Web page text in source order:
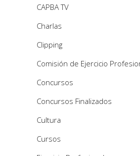
CAPBA TV
Charlas
Clipping
Comisión de Ejercicio
Concursos
Concursos Finalizados
Cultura
Cursos